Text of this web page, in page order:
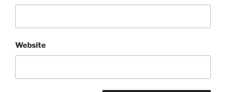
Website